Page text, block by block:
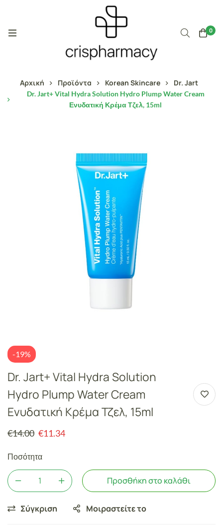
0
Αρχική Προϊόντα Korean Skincare Dr. Jart
Dr. Jart+ Vital Hydra Solution Hydro Plump Water Cream
Ενυδατική Κρέμα Τζελ, 15ml
-19%
Dr. Jart+ Vital Hydra Solution
Hydro Plump Water Cream
Ενυδατική Κρέμα Τζελ, 15ml
€14.00 €11.34
Ποσότητα
Προσθήκη στο καλάθι
Σύγκριση Μοιραστείτε το